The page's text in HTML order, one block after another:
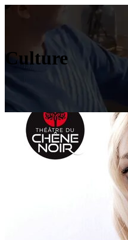
Culture